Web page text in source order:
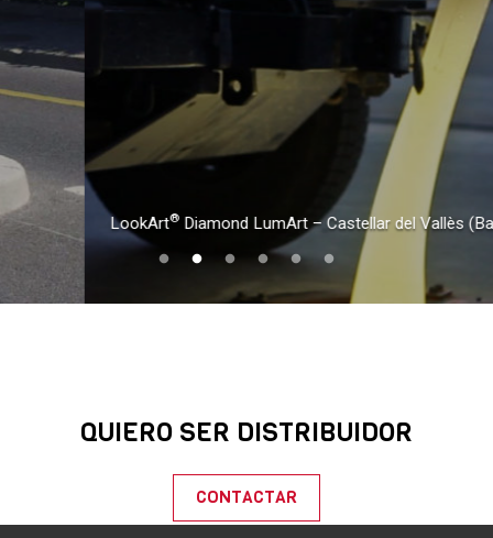
LookArt Diamond LumArt – Castellar del Vallès (Barcelona)
QUIERO SER DISTRIBUIDOR
CONTACTAR